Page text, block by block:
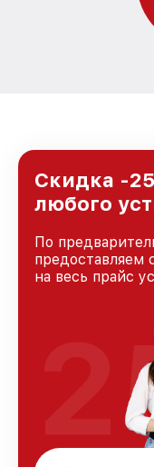
Скидка -
любого
По
предоставляем
на весь прайс